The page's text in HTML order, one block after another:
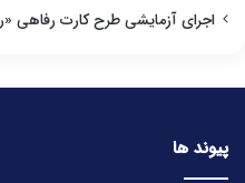
اجرای آزمایشی طرح کارت رفاهی
پیوند ها